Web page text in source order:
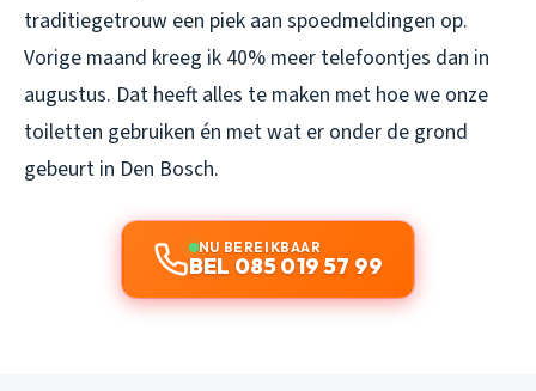
traditiegetrouw een piek aan spoedmeldingen op.
Vorige maand kreeg ik 40% meer telefoontjes dan in
augustus. Dat heeft alles te maken met hoe we onze
toiletten gebruiken én met wat er onder de grond
gebeurt in Den Bosch.
NU BEREIKBAAR
BEL 085 019 57 99